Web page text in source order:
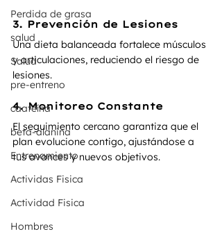
Perdida de grasa
salud
Salud
pre-entreno
caafeína
beta-alanina
Entrenamiento
Actividas Fisica
Actividad Fisica
Hombres
3. Prevención de Lesiones
Una dieta balanceada fortalece músculos
y articulaciones, reduciendo el riesgo de
lesiones.
4. Monitoreo Constante
El seguimiento cercano garantiza que el
plan evolucione contigo, ajustándose a
tus avances y nuevos objetivos.